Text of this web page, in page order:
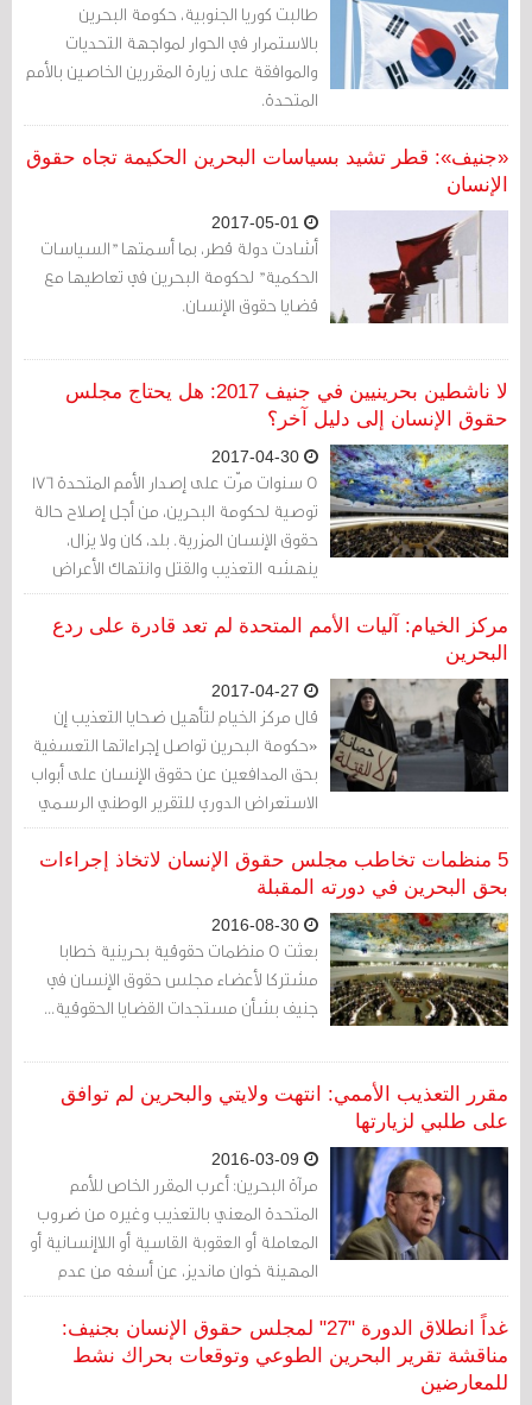
طالبت كوريا الجنوبية، حكومة البحرين
بالاستمرار في الحوار لمواجهة التحديات
والموافقة على زيارة المقررين الخاصين بالأمم
المتحدة.
«جنيف»: قطر تشيد بسياسات البحرين الحكيمة تجاه حقوق
الإنسان
أشادت دولة قطر، بما أسمتها "السياسات
الحكمية" لحكومة البحرين في تعاطيها مع
قضايا حقوق الإنسان.
لا ناشطين بحرينيين في جنيف 2017: هل يحتاج مجلس
حقوق الإنسان إلى دليل آخر؟
5 سنوات مرّت على إصدار الأمم المتحدة 176
توصية لحكومة البحرين، من أجل إصلاح حالة
حقوق الإنسان المزرية. بلد، كان ولا يزال،
ينهشه التعذيب والقتل وانتهاك الأعراض
والفصل من الأعمال والاضطهاد الطائفي.
مركز الخيام: آليات الأمم المتحدة لم تعد قادرة على ردع
البحرين
قال مركز الخيام لتأهيل ضحايا التعذيب إن
«حكومة البحرين تواصل إجراءاتها التعسفية
بحق المدافعين عن حقوق الإنسان على أبواب
الاستعراض الدوري للتقرير الوطني الرسمي
أمام مجلس حقوق الإنسان في 1 مايو/ أيار
المقبل".
5 منظمات تخاطب مجلس حقوق الإنسان لاتخاذ إجراءات
بحق البحرين في دورته المقبلة
بعثت 5 منظمات حقوقية بحرينية خطابا
مشتركا لأعضاء مجلس حقوق الإنسان في
جنيف بشأن مستجدات القضايا الحقوقية...
مقرر التعذيب الأممي: انتهت ولايتي والبحرين لم توافق
على طلبي لزيارتها
مرآة البحرين: أعرب المقرر الخاص للأمم
المتحدة المعني بالتعذيب وغيره من ضروب
المعاملة أو العقوبة القاسية أو اللاإنسانية أو
المهينة خوان مانديز، عن أسفه من عدم
تحقق طلب زيارته إلى البحرين خلال فترة
ولايته.
غداً انطلاق الدورة "27" لمجلس حقوق الإنسان بجنيف:
مناقشة تقرير البحرين الطوعي وتوقعات بحراك نشط
للمعارضين